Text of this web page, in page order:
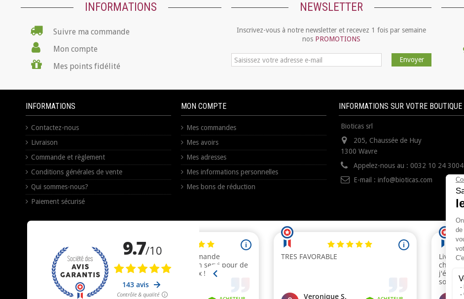
INFORMATIONS
Suivre ma commande
Mon compte
Mes points fidélité
NEWSLETTER
Inscrivez-vous à notre newsletter et recevez 1 fois par semaine
nos PROMOTIONS
Envoyer
INFORMATIONS
Contactez-nous
Livraison
Commande et règlement
Conditions générales de vente
Qui sommes-nous?
Paiement sécurisé
MON COMPTE
Mes commandes
Mes avoirs
Mes adresses
Mes informations personnelles
Mes bons de réduction
INFORMATIONS SUR VOTRE BOUTIQUE
Bioticas srl
205, Chaussée de Huy
1300 Wavre
Appelez-nous au : 0032 10 24 3004
E-mail : info@bioticas.com